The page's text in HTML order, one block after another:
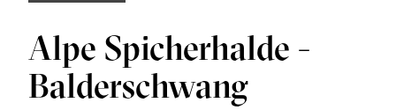
Urlaub
buchen
Alpe Spicherhalde -
Balderschwang